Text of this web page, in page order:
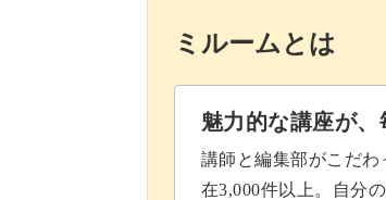
ミルームとは
魅力的な講座が
講師と編集部がこだ
在3,000件以上。自分